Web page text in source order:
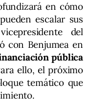
en cómo
escalar sus
del
con Benjumea en
pública
ello, el próximo
temático que